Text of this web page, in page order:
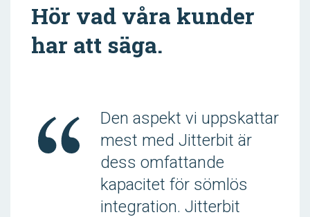
Hör vad våra kunder
har att säga.
Den aspekt vi uppskattar
mest med Jitterbit är
dess omfattande
kapacitet för sömlös
integration. Jitterbit